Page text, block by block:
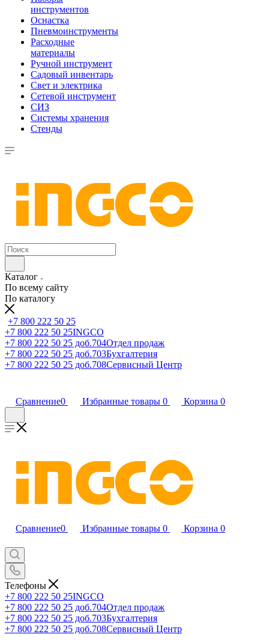
инструментов
Оснастка
Пневмоинструменты
Расходные
материалы
Ручной инструмент
Садовый инвентарь
Свет и электрика
Сетевой инструмент
СИЗ
Системы хранения
Стенды
Каталог
По всему сайту
По каталогу
+7 800 222 50 25
+7 800 222 50 25INGCO
+7 800 222 50 25 доб.704Отдел продаж
+7 800 222 50 25 доб.703Бухгалтерия
+7 800 222 50 25 доб.708Сервисный Центр
Сравнение0 Избранные товары 0 Корзина 0
Сравнение0 Избранные товары 0 Корзина 0
Телефоны
+7 800 222 50 25INGCO
+7 800 222 50 25 доб.704Отдел продаж
+7 800 222 50 25 доб.703Бухгалтерия
+7 800 222 50 25 доб.708Сервисный Центр